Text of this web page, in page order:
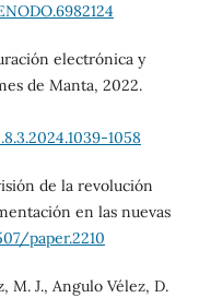
electrónica y
de Manta, 2022.
1058
de la revolución
en las nuevas
paper.2210
M. J., Angulo Vélez, D.